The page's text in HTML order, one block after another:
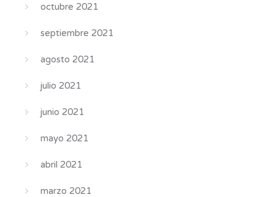
octubre 2021
septiembre 2021
agosto 2021
julio 2021
junio 2021
mayo 2021
abril 2021
marzo 2021